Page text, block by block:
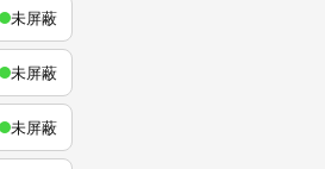
未屏蔽
未屏蔽
未屏蔽